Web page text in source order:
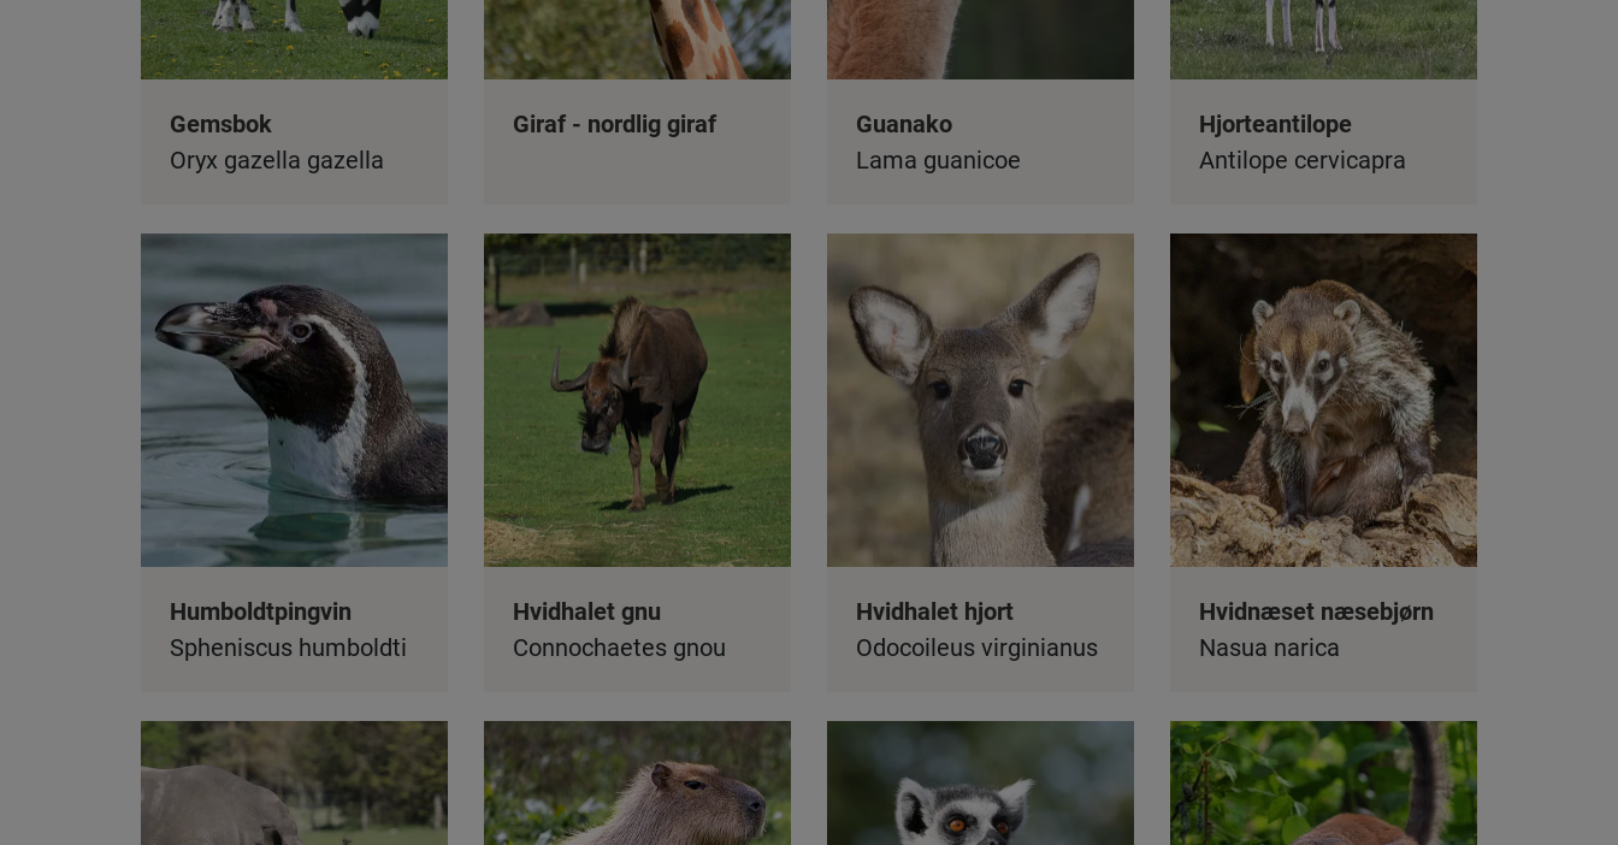
Gemsbok
Oryx gazella gazella
Giraf - nordlig giraf
Guanako
Lama guanicoe
Hjorteantilope
Antilope cervicapra
Humboldtpingvin
Spheniscus humboldti
Hvidhalet gnu
Connochaetes gnou
Hvidhalet hjort
Odocoileus virginianus
Hvidnæset næsebjørn
Nasua narica